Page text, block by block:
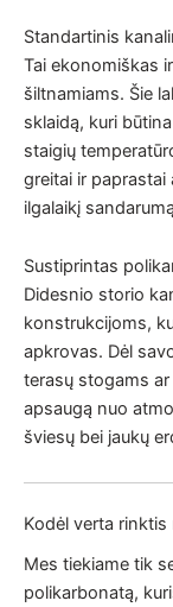
Standartinis
Tai ekonomiškas
šiltnamiams. Šie
sklaidą, kuri
staigių
greitai ir
ilgalaikį
Sustiprintas
Didesnio storio
konstrukcijoms,
apkrovas. Dėl
terasų stogams
apsaugą nuo
šviesų bei jaukų
Kodėl verta
Mes tiekiame tik
polikarbonatą,